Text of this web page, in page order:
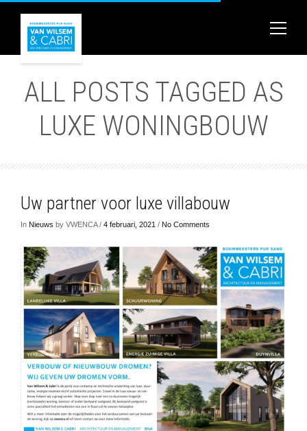
ALL POSTS TAGGED AS
LUXE WONINGBOUW
Uw partner voor luxe villabouw
In Nieuws by VWENCA / 4 februari, 2021 / No Comments